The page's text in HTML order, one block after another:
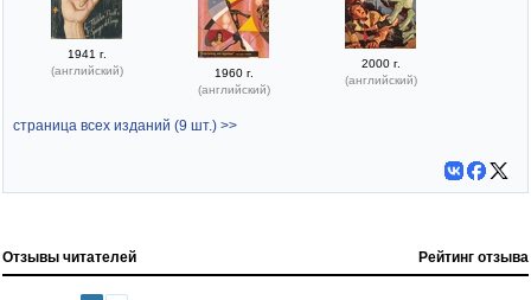
1941 г.
(английский)
1960 г.
(английский)
2000 г.
(английский)
страница всех изданий (9 шт.) >>
Отзывы читателей Рейтинг отзыва